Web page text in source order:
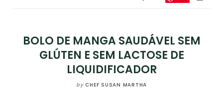
BOLO DE MANGA SAUDÁVEL SEM
GLÚTEN E SEM LACTOSE DE
LIQUIDIFICADOR
by CHEF SUSAN MARTHA